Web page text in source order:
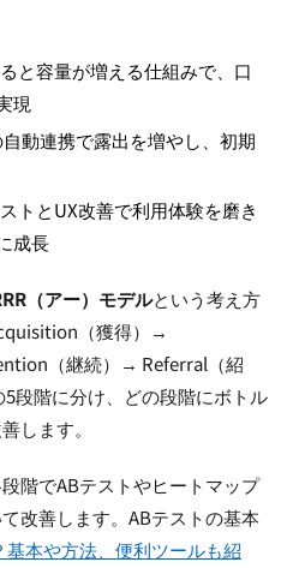
と容量が増える仕組みで、口
現
自動連携で露出を増やし、初期
トとUX改善で利用体験を磨き
成長
（アー）モデルという考え方
（獲得）→
（継続）→ Referral（紹
段階に分け、どの段階にボトル
します。
階でABテストやヒートマップ
改善します。ABテストの基本
本や方法、便利ツールも紹